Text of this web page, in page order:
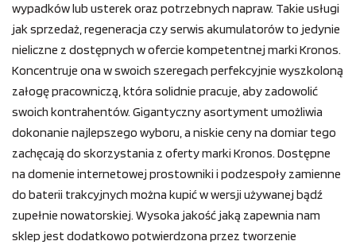
wypadków lub usterek oraz potrzebnych napraw. Takie usługi
jak sprzedaż, regeneracja czy serwis akumulatorów to jedynie
nieliczne z dostępnych w ofercie kompetentnej marki Kronos.
Koncentruje ona w swoich szeregach perfekcyjnie wyszkoloną
załogę pracowniczą, która solidnie pracuje, aby zadowolić
swoich kontrahentów. Gigantyczny asortyment umożliwia
dokonanie najlepszego wyboru, a niskie ceny na domiar tego
zachęcają do skorzystania z oferty marki Kronos. Dostępne
na domenie internetowej prostowniki i podzespoły zamienne
do baterii trakcyjnych można kupić w wersji używanej bądź
zupełnie nowatorskiej. Wysoka jakość jaką zapewnia nam
sklep jest dodatkowo potwierdzona przez tworzenie